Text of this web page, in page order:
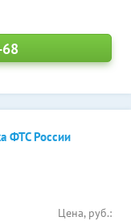
ФТС России
Цена, руб.: